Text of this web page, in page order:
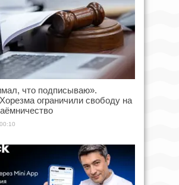
что подписываю».
ограничили свободу на